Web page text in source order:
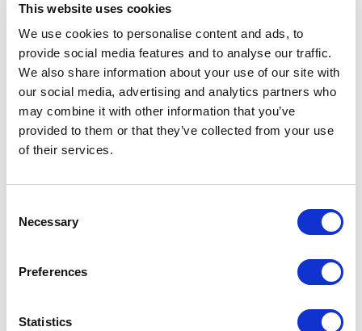
This website uses cookies
We use cookies to personalise content and ads, to
provide social media features and to analyse our traffic.
We also share information about your use of our site with
our social media, advertising and analytics partners who
may combine it with other information that you’ve
provided to them or that they’ve collected from your use
of their services.
Selection
Necessary
Preferences
Statistics